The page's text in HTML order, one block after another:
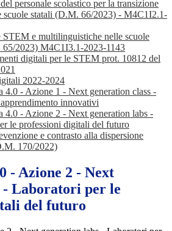
personale scolastico per la transizione
scuole statali (D.M. 66/2023) - M4C1I2.1-
STEM e multilinguistiche nelle scuole
2023) M4C1I3.1-2023-1143
digitali per le STEM prot. 10812 del
2022-2024
4.0 - Azione 1 - Next generation class -
innovativi
4.0 - Azione 2 - Next generation labs -
le professioni digitali del futuro
e contrasto alla dispersione
170/2022)
- Azione 2 - Next
- Laboratori per le
del futuro